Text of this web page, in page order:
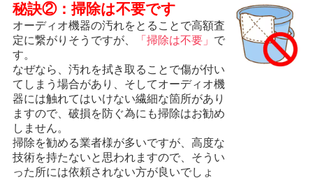
秘訣②：掃除は不要です
オーディオ機器の汚れをとることで高額査
定に繋がりそうですが、
「掃除は不要」 で
す。
なぜなら、汚れを拭き取ることで傷が付い
てしまう場合があり、そしてオーディオ機
器には触れてはいけない繊細な箇所があり
ますので、破損を防ぐ為にも掃除はお勧め
しません。
掃除を勧める業者様が多いですが、高度な
技術を持たないと思われますので、そうい
った所には依頼されない方が良いでしょ